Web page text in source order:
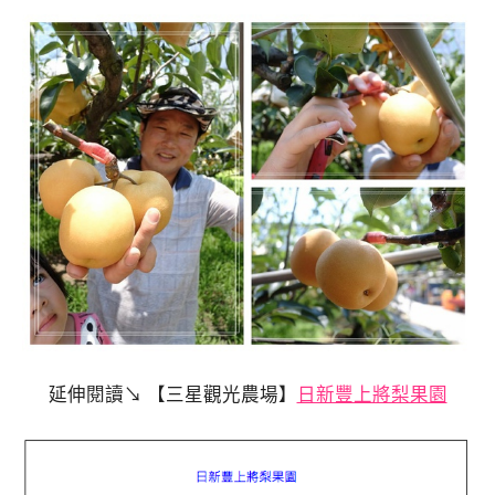
延伸閱讀↘ 【三星觀光農場】 日新豐上將梨果園